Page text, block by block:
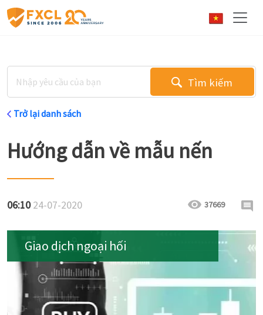
Tìm kiếm
Trở lại danh sách
Hướng dẫn về mẫu nến
06:1024-07-2020 37669
Giao dịch ngoại hối